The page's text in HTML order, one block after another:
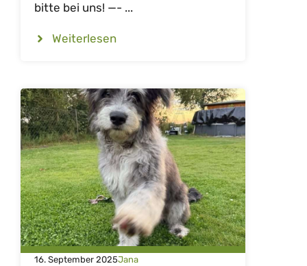
bitte bei uns! —- ...
Weiterlesen
16. September 2025Jana